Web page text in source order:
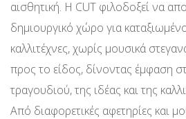
αισθητική. Η CUT φιλοδοξεί να
δημιουργικό χώρο για
καλλιτέχνες, χωρίς μουσικά
προς το είδος, δίνοντας έμφαση
τραγουδιού, της ιδέας και της
Από διαφορετικές αφετηρίες και